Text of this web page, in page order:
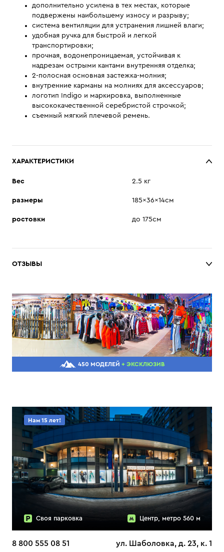
дополнительно усилена в тех местах, которые
подвержены наибольшему износу и разрыву;
система вентиляции для устранения лишней влаги;
удобная ручка для быстрой и легкой
транспортировки;
прочная, водонепроницаемая, устойчивая к
надрезам острыми кантами внутренняя отделка;
2-полосная основная застежка-молния;
внутренние карманы на молниях для аксессуаров;
логотип Indigo и маркировка, выполненные
высококачественной серебристой строчкой;
съемный мягкий плечевой ремень.
ХАРАКТЕРИСТИКИ
Вес 2.5 кг
размеры 185x36x14см
ростовки до 175см
ОТЗЫВЫ
450 МОДЕЛЕЙ + ЭКСКЛЮЗИВ
Нам 15 лет!
Своя парковка Центр, метро 560 м
8 800 555 08 51 ул. Шаболовка, д. 23, к. 1